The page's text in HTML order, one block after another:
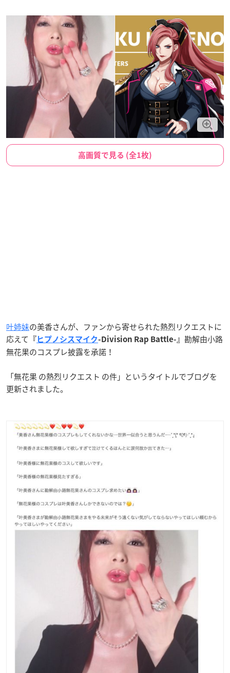
高画質で見る (全1枚)
叶姉妹の美香さんが、ファンから寄せられた熱烈リクエストに
応えて 『 ヒプノシスマイク-Division Rap Battle-』 勘解由小路
無花果のコスプレ披露を承諾！
「無花果 の熱烈リクエスト の件」というタイトルでブログを
更新されました。